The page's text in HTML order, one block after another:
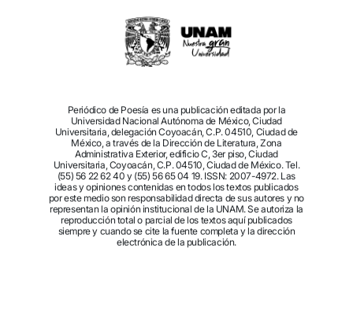
Periódico de Poesía es una publicación editada por la
Universidad Nacional Autónoma de México, Ciudad
Universitaria, delegación Coyoacán, C.P. 04510, Ciudad de
México, a través de la Dirección de Literatura, Zona
Administrativa Exterior, edificio C, 3er piso, Ciudad
Universitaria, Coyoacán, C.P. 04510, Ciudad de México. Tel.
(55) 56 22 62 40 y (55) 56 65 04 19. ISSN: 2007-4972. Las
ideas y opiniones contenidas en todos los textos publicados
por este medio son responsabilidad directa de sus autores y no
representan la opinión institucional de la UNAM. Se autoriza la
reproducción total o parcial de los textos aquí publicados
siempre y cuando se cite la fuente completa y la dirección
electrónica de la publicación.